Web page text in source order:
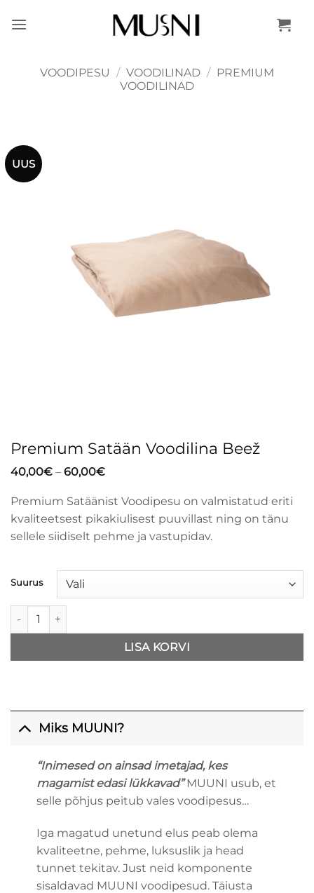
VOODIPESU / VOODILINAD / PREMIUM
VOODILINAD
UUS
Premium Satään Voodilina Beež
40,00€ – 60,00€Hinnavahemik:
kuni
60,00€
Premium Satäänist Voodipesu on valmistatud eriti
kvaliteetsest pikakiulisest puuvillast ning on tänu
sellele siidiselt pehme ja vastupidav.
Suurus
Premium Satään Voodilina Beež kogus
LISA KORVI
Miks MUUNI?
“Inimesed on ainsad imetajad, kes
magamist edasi lükkavad”MUUNI usub, et
selle põhjus peitub vales voodipesus…
Iga magatud unetund elus peab olema
kvaliteetne, pehme, luksuslik ja head
tunnet tekitav. Just neid komponente
sisaldavad MUUNI voodipesud. Täiusta